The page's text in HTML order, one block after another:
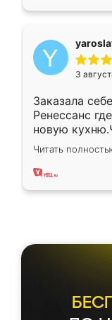
3
Заказала
Ренессанс
новую
вполне
два года,
Читать